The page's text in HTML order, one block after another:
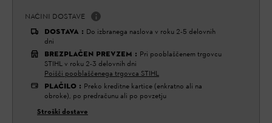
NAČINI DOSTAVE
DOSTAVA : Do izbranega naslova v roku 2-5 delovnih
dni
BREZPLAČEN PREVZEM : Pri pooblaščenem trgovcu
STIHL v roku 2-3 delovnih dni
Poišči pooblaščenega trgovca STIHL
PLAČILO : Preko kreditne kartice (enkratno ali na
obroke), po predračunu ali po povzetju
Stroški dostave